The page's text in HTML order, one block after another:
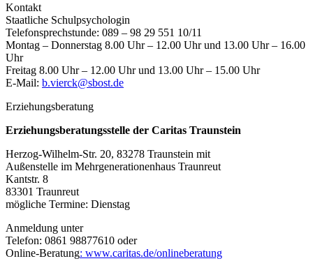
Kontakt
Staatliche Schulpsychologin
Telefonsprechstunde: 089 – 98 29 551 10/11
Montag – Donnerstag 8.00 Uhr – 12.00 Uhr und 13.00 Uhr – 16.00
Uhr
Freitag 8.00 Uhr – 12.00 Uhr und 13.00 Uhr – 15.00 Uhr
E-Mail: b.vierck@sbost.de
Erziehungsberatung
Erziehungsberatungsstelle der Caritas Traunstein
Herzog-Wilhelm-Str. 20, 83278 Traunstein mit
Außenstelle im Mehrgenerationenhaus Traunreut
Kantstr. 8
83301 Traunreut
mögliche Termine: Dienstag
Anmeldung unter
Telefon: 0861 98877610 oder
Online-Beratung: www.caritas.de/onlineberatung